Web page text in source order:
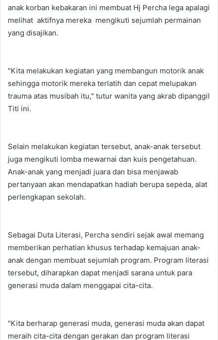
anak korban kebakaran ini membuat Hj Percha lega apalagi
melihat aktifnya mereka mengikuti sejumlah permainan
yang disajikan.
"Kita melakukan kegiatan yang membangun motorik anak
sehingga motorik mereka terlatih dan cepat melupakan
trauma atas musibah itu," tutur wanita yang akrab dipanggil
Titi ini.
Selain melakukan kegiatan tersebut, anak-anak tersebut
juga mengikuti lomba mewarnai dan kuis pengetahuan.
Anak-anak yang menjadi juara dan bisa menjawab
pertanyaan akan mendapatkan hadiah berupa sepeda, alat
perlengkapan sekolah.
Sebagai Duta Literasi, Percha sendiri sejak awal memang
memberikan perhatian khusus terhadap kemajuan anak-
anak dengan membuat sejumlah program. Program literasi
tersebut, diharapkan dapat menjadi sarana untuk para
generasi muda dalam menggapai cita-cita.
"Kita berharap generasi muda, generasi muda akan dapat
meraih cita-cita dengan gerakan dan program literasi